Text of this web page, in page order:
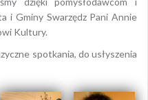
i Gminy Swarzędz Pani Annie
Kultury.
spotkania, do usłyszenia